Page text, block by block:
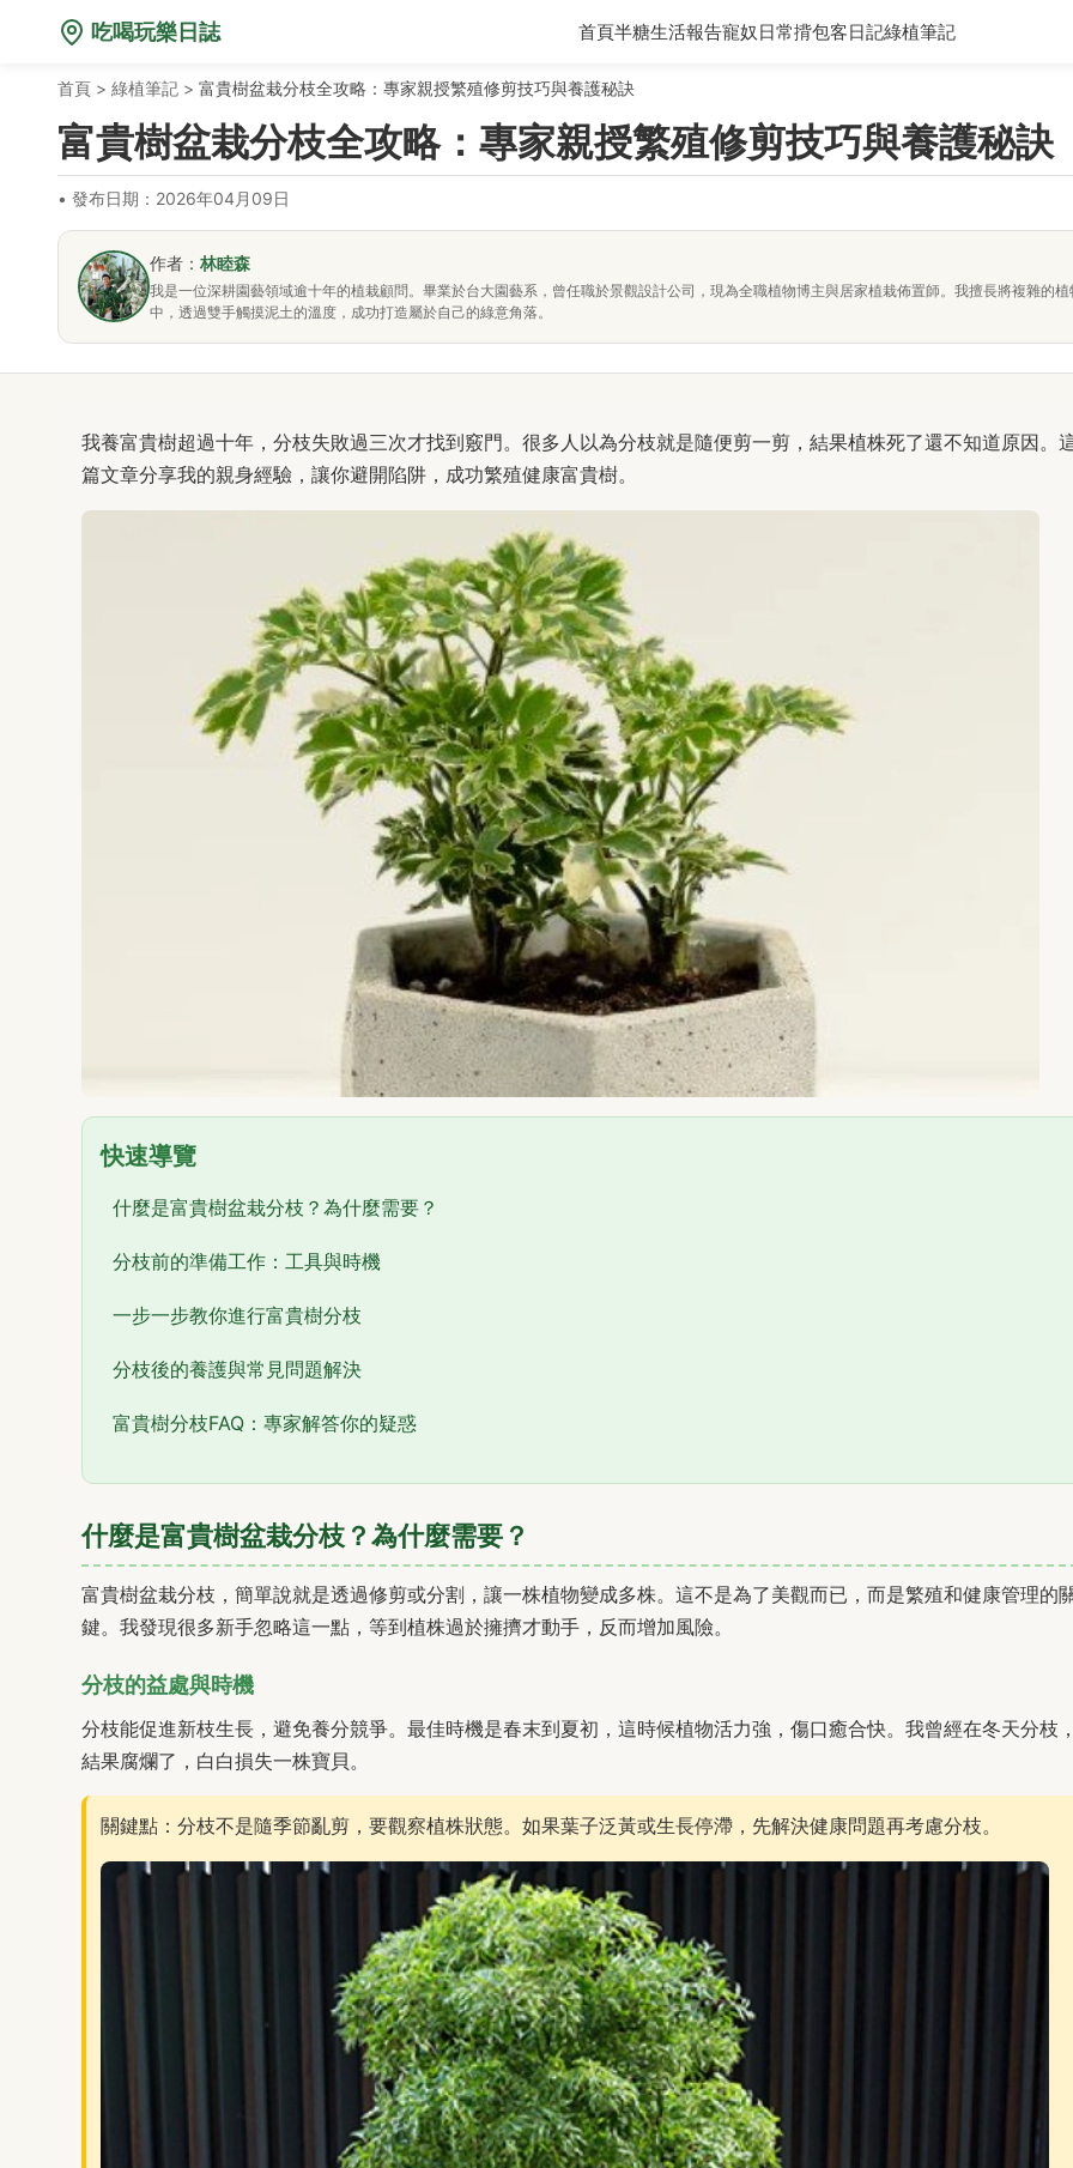
吃喝玩樂日誌 首頁半糖生活報告寵奴日常揹包客日記綠植筆記
首頁 > 綠植筆記 > 富貴樹盆栽分枝全攻略：專家親授繁殖修剪技巧與養護秘訣
富貴樹盆栽分枝全攻略：專家親授繁殖修剪技巧與養護秘訣
• 發布日期：2026年04月09日
作者： 林睦森
我是一位深耕園藝領域逾十年的植栽顧問。畢業於台大園藝系，曾任職於景觀設計公司，現為全職植物博主與居家植栽佈置師。我擅長將複雜的
中，透過雙手觸摸泥土的溫度，成功打造屬於自己的綠意角落。
我養富貴樹超過十年，分枝失敗過三次才找到竅門。很多人以為分枝就是隨便剪一剪，結果植株死了還不知道原因。
篇文章分享我的親身經驗，讓你避開陷阱，成功繁殖健康富貴樹。
快速導覽
什麼是富貴樹盆栽分枝？為什麼需要？
分枝前的準備工作：工具與時機
一步一步教你進行富貴樹分枝
分枝後的養護與常見問題解決
富貴樹分枝FAQ：專家解答你的疑惑
什麼是富貴樹盆栽分枝？為什麼需要？
富貴樹盆栽分枝，簡單說就是透過修剪或分割，讓一株植物變成多株。這不是為了美觀而已，而是繁殖和健康管理的
鍵。我發現很多新手忽略這一點，等到植株過於擁擠才動手，反而增加風險。
分枝的益處與時機
分枝能促進新枝生長，避免養分競爭。最佳時機是春末到夏初，這時候植物活力強，傷口癒合快。我曾經在冬天分枝
結果腐爛了，白白損失一株寶貝。
關鍵點：分枝不是隨季節亂剪，要觀察植株狀態。如果葉子泛黃或生長停滯，先解決健康問題再考慮分枝。